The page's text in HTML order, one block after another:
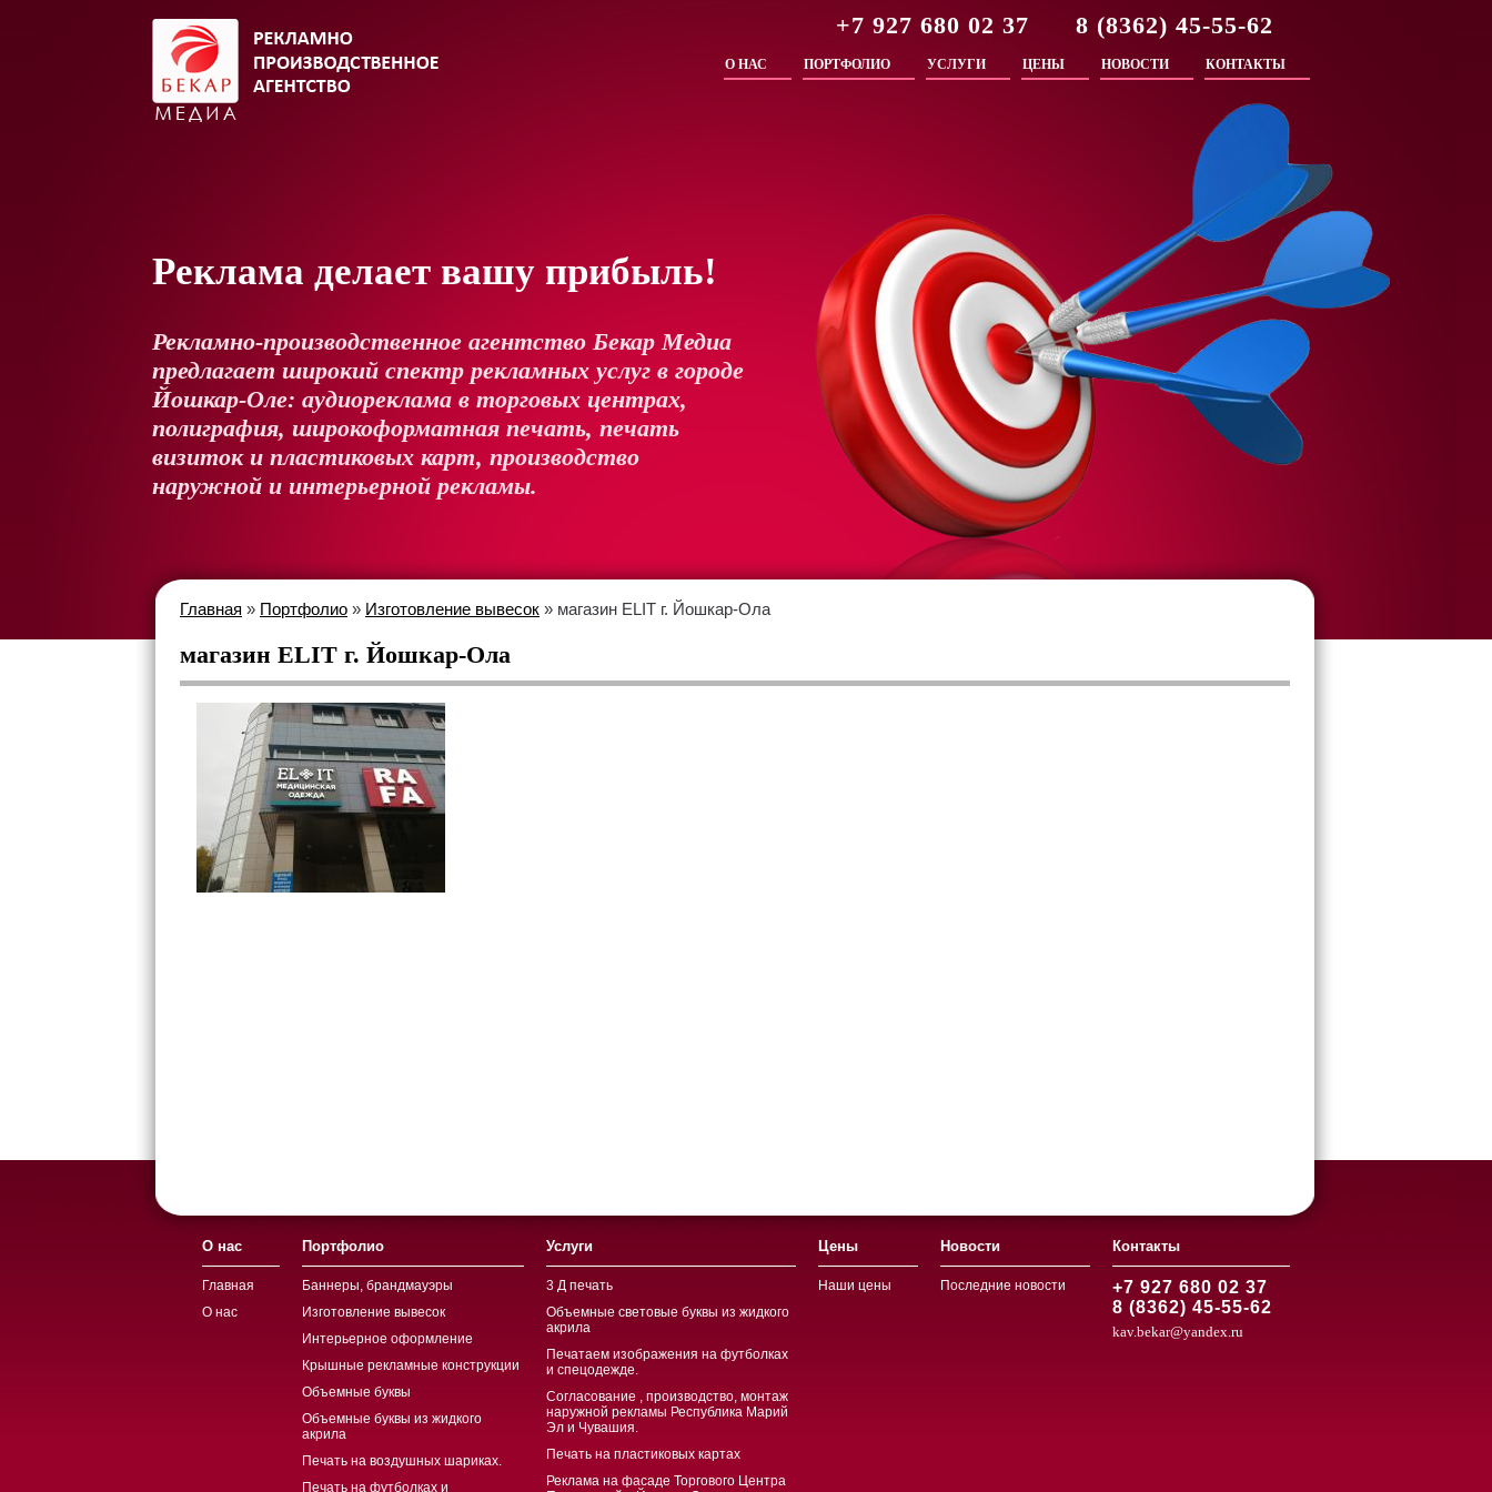
+7 927 680 02 37 8 (8362) 45-55-62
О НАС ПОРТФОЛИО УСЛУГИ ЦЕНЫ НОВОСТИ КОНТАКТЫ
Реклама делает вашу прибыль!
Рекламно-производственное агентство Бекар Медиа
предлагает широкий спектр рекламных услуг в городе
Йошкар-Оле: аудиореклама в торговых центрах,
полиграфия, широкоформатная печать, печать
визиток и пластиковых карт, производство
наружной и интерьерной рекламы.
Главная » Портфолио » Изготовление вывесок » магазин ELIT г. Йошкар-Ола
магазин ELIT г. Йошкар-Ола
О нас
Главная
О нас
Портфолио
Баннеры, брандмауэры
Изготовление вывесок
Интерьерное оформление
Крышные рекламные конструкции
Объемные буквы
Объемные буквы из жидкого
акрила
Печать на воздушных шариках.
Печать на футболках и
Услуги
3 Д печать
Объемные световые буквы из жидкого
акрила
Печатаем изображения на футболках
и спецодежде.
Согласование , производство, монтаж
наружной рекламы Республика Марий
Эл и Чувашия.
Печать на пластиковых картах
Реклама на фасаде Торгового Центра
Цены
Наши цены
Новости
Последние новости
Контакты
+7 927 680 02 37
8 (8362) 45-55-62
kav.bekar@yandex.ru